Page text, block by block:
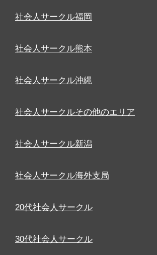
社会人サークル福岡
社会人サークル熊本
社会人サークル沖縄
社会人サークルその他のエリア
社会人サークル新潟
社会人サークル海外支局
20代社会人サークル
30代社会人サークル